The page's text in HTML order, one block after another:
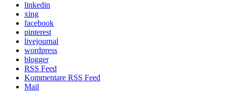
linkedin
xing
facebook
pinterest
livejournal
wordpress
blogger
RSS Feed
Kommentare RSS Feed
Mail